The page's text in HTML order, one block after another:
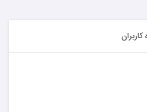
کاربران